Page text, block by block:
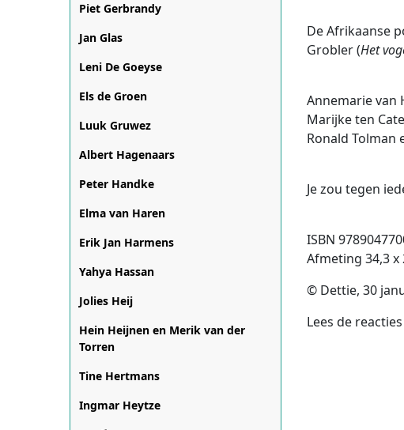
De Afrikaanse
Grobler (Het
Annemarie van
Marijke ten
Ronald Tolman
Je zou tegen
ISBN
Afmeting 34,3 x
© Dettie, 30
Lees de
Piet Gerbrandy
Jan Glas
Leni De Goeyse
Els de Groen
Luuk Gruwez
Albert Hagenaars
Peter Handke
Elma van Haren
Erik Jan Harmens
Yahya Hassan
Jolies Heij
Hein Heijnen en Merik van der
Torren
Tine Hertmans
Ingmar Heytze